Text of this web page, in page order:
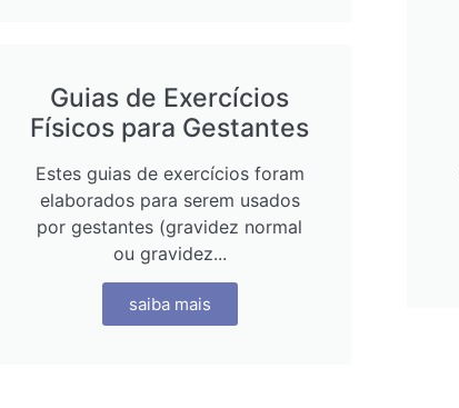
Guias de Exercícios
Físicos para Gestantes
Estes guias de exercícios foram
elaborados para serem usados
por gestantes (gravidez normal
ou gravidez...
saiba mais